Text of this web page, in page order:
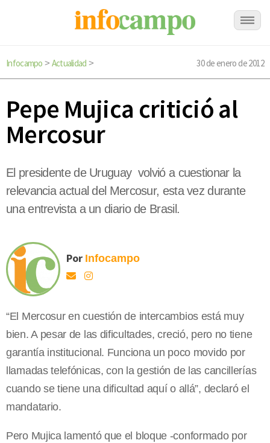
Infocampo > Actualidad > 30 de enero de 2012
Pepe Mujica critició al
Mercosur
El presidente de Uruguay volvió a cuestionar la
relevancia actual del Mercosur, esta vez durante
una entrevista a un diario de Brasil.
Por Infocampo
“El Mercosur en cuestión de intercambios está muy
bien. A pesar de las dificultades, creció, pero no tiene
garantía institucional. Funciona un poco movido por
llamadas telefónicas, con la gestión de las cancillerías
cuando se tiene una dificultad aquí o allá”, declaró el
mandatario.
Pero Mujica lamentó que el bloque -conformado por